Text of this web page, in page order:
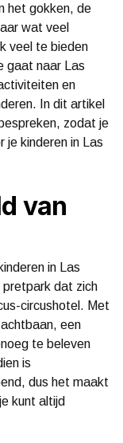
het gokken, de
wat veel
veel te bieden
gaat naar Las
en
In dit artikel
zodat je
je kinderen in Las
van
in Las
dat zich
circushotel. Met
een
te beleven
is
dus het maakt
kunt altijd